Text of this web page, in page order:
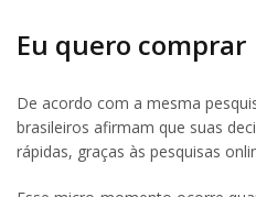
Eu quero comprar
De acordo com a mesma
brasileiros afirmam que suas
rápidas, graças às pesquisas